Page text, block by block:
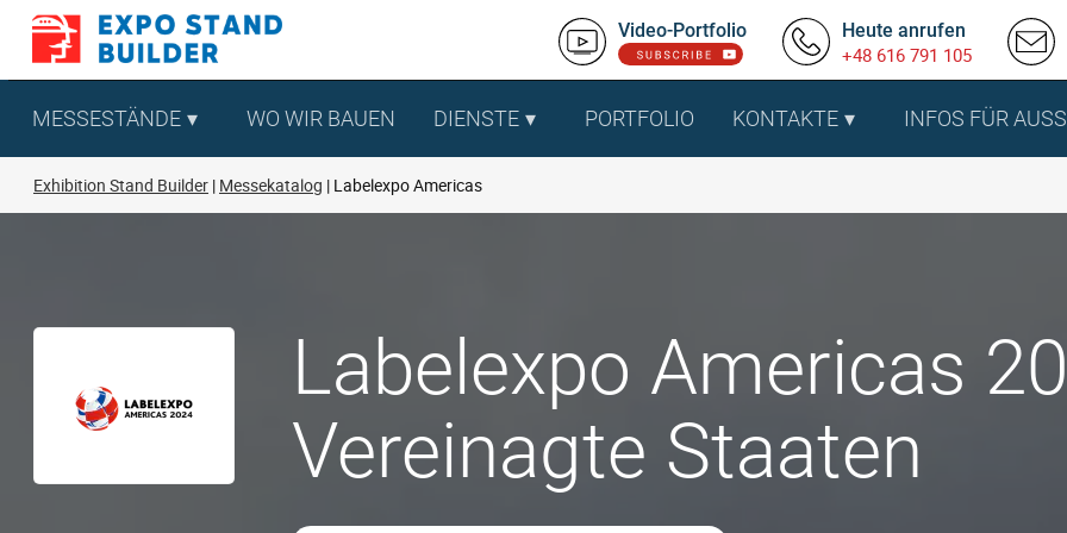
Zum
springen
Video-Portfolio Heute anrufen
+48 616 791 105
MESSESTÄNDE WO WIR BAUEN DIENSTE PORTFOLIO KONTAKTE INFOS FÜR
Exhibition Stand Builder Messekatalog Labelexpo Americas
Labelexpo Americas
Vereinagte Staaten